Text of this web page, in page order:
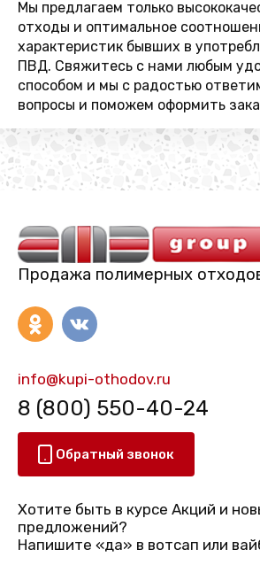
Мы предлагаем только
отходы и оптимальное
характеристик бывших в
ПВД. Свяжитесь с нами любым
способом и мы с радостью
вопросы и поможем оформить
Продажа полимерных
info@kupi-othodov.ru
8 (800) 550-40-24
Обратный звонок
Хотите быть в курсе Акций и
предложений?
Напишите «да» в вотсап или